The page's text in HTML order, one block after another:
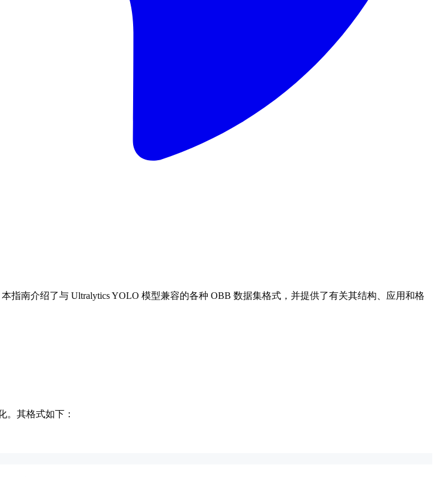
指南介绍了与 Ultralytics YOLO 模型兼容的各种 OBB 数据集格式，并提供了有关其结构、应用和格
。其格式如下：